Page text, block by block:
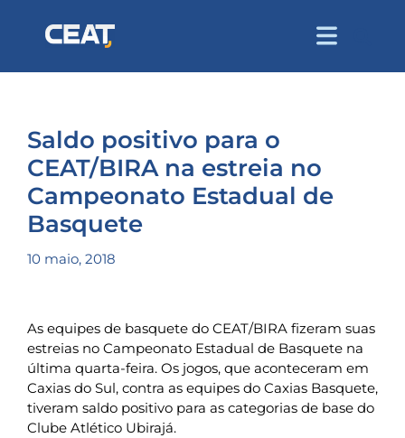
Saldo positivo para o
CEAT/BIRA na estreia no
Campeonato Estadual de
Basquete
10 maio, 2018
As equipes de basquete do CEAT/BIRA fizeram suas
estreias no Campeonato Estadual de Basquete na
última quarta-feira. Os jogos, que aconteceram em
Caxias do Sul, contra as equipes do Caxias Basquete,
tiveram saldo positivo para as categorias de base do
Clube Atlético Ubirajá.